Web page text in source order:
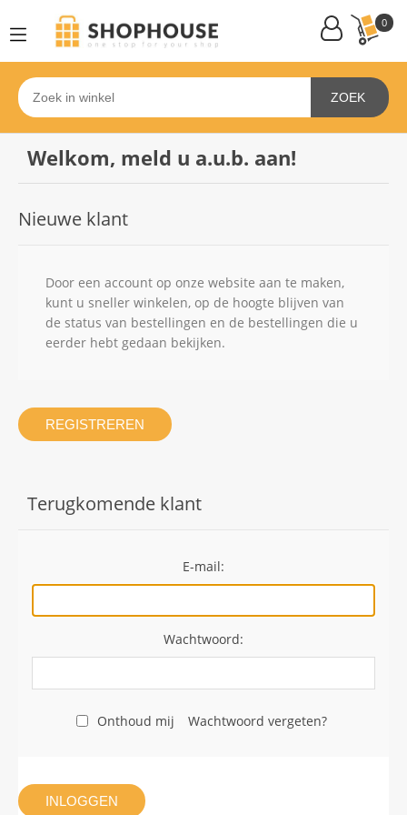
0
ZOEK
Welkom, meld u a.u.b. aan!
Nieuwe klant
Door een account op onze website aan te maken,
kunt u sneller winkelen, op de hoogte blijven van
de status van bestellingen en de bestellingen die u
eerder hebt gedaan bekijken.
REGISTREREN
Terugkomende klant
E-mail:
Wachtwoord:
Onthoud mij Wachtwoord vergeten?
INLOGGEN